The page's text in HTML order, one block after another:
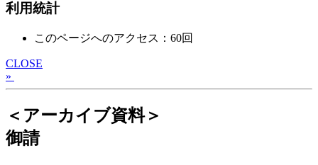
利用統計
このページへのアクセス：60回
CLOSE
»
＜アーカイブ資料＞
御請